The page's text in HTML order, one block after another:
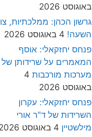
באוגוסט 2026
גרשון הכהן: ממלכתיות, צו
השעה! 4 באוגוסט 2026
פנחס יחזקאלי: אוסף
המאמרים על שרידותן של
מערכות מורכבות 4
באוגוסט 2026
פנחס יחזקאלי: עקרון
השרידות של ד"ר אורי
מילשטיין 4 באוגוסט 2026